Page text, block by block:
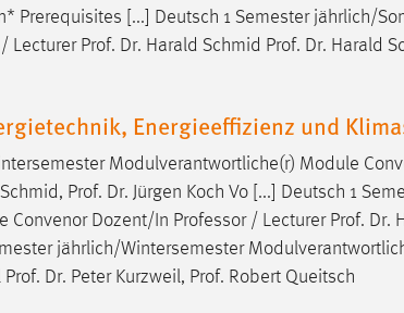
Prerequisites [...] Deutsch 1 Semester jährlich/
Lecturer Prof. Dr. Harald Schmid Prof. Dr. Harald
Energieeffizienz und
Modulverantwortliche(r) Module
Prof. Dr. Jürgen Koch Vo [...] Deutsch 1
Convenor Dozent/In Professor/ Lecturer Prof. Dr.
jährlich/Wintersemester
Dr. Peter Kurzweil, Prof. Robert Queitsch
notwendig um sich an
zu können.
anonym.
verstehen, wie
nutzen.